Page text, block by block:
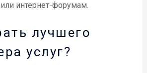
интернет-форумам.
лучшего
услуг?